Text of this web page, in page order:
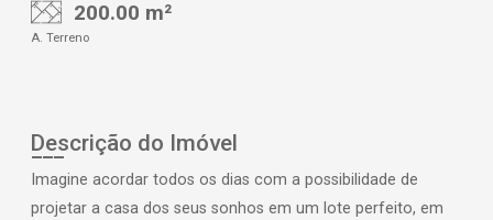
200.00 m²
A. Terreno
Descrição do Imóvel
Imagine acordar todos os dias com a possibilidade de
projetar a casa dos seus sonhos em um lote perfeito, em